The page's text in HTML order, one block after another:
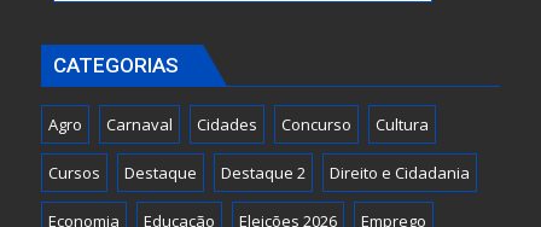
CATEGORIAS
Agro Carnaval Cidades Concurso Cultura
Cursos Destaque Destaque 2 Direito e Cidadania
Economia Educação Eleições 2026 Emprego